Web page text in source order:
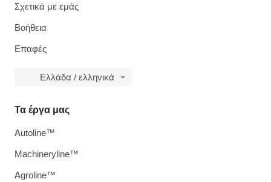
Σχετικά με εμάς
Βοήθεια
Επαφές
Ελλάδα / ελληνικά
Τα έργα μας
Autoline™
Machineryline™
Agroline™